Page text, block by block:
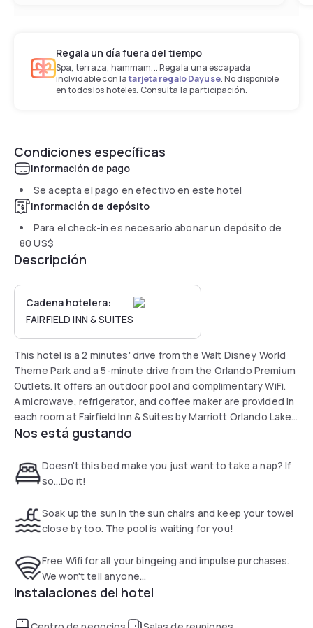
Regala un día fuera del tiempo
Spa, terraza, hammam... Regala una escapada
inolvidable con latarjeta regalo Dayuse. No disponible
en todos los hoteles. Consulta la participación.
Condiciones específicas
Información de pago
Se acepta el pago en efectivo en este hotel
Información de depósito
Para el check-in es necesario abonar un depósito de
80 US$
Descripción
Cadena hotelera:
FAIRFIELD INN & SUITES
This hotel is a 2 minutes' drive from the Walt Disney World
Theme Park and a 5-minute drive from the Orlando Premium
Outlets. It offers an outdoor pool and complimentary WiFi.
A microwave, refrigerator, and coffee maker are provided in
each room at Fairfield Inn & Suites by Marriott Orlando Lake
Buena Vista. Rooms feature bright colors and include a
cable channels is included.
Guests have free access to the on-site gym and business
This hotel is within a 10-minute drive from Universal Studios
and SeaWorld Orlando. Interstate 4 is a 2 mintues' drive
Nos está gustando
Doesn't this bed make you just want to take a nap? If
so...Do it!
Soak up the sun in the sun chairs and keep your towel
close by too. The pool is waiting for you!
Free Wifi for all your bingeing and impulse purchases.
We won't tell anyone...
Instalaciones del hotel